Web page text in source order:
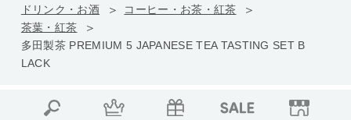
ドリンク・お酒
コーヒー・お茶・紅茶
茶葉・紅茶
多田製茶 PREMIUM 5 JAPANESE TEA TASTING SET B
LACK